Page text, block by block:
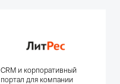
CRM и корпоративный
портал для компании